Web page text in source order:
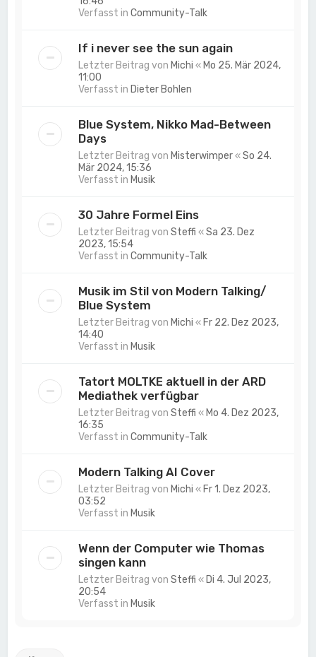
Verfasst inCommunity-Talk
If i never see the sun again
Letzter Beitrag von Michi « Mo 25. Mär 2024,
11:00
Verfasst in Dieter Bohlen
Blue System, Nikko Mad-Between
Days
Letzter Beitrag von Misterwimper«So 24.
Mär 2024, 15:36
Verfasst in Musik
30 Jahre Formel Eins
Letzter Beitrag vonSteffi «Sa 23. Dez
2023, 15:54
Verfasst inCommunity-Talk
Musik im Stil von Modern Talking/
Blue System
Letzter Beitrag von Michi « Fr 22. Dez 2023,
14:40
Verfasst in Musik
Tatort MOLTKE aktuell in der ARD
Mediathek verfügbar
Letzter Beitrag vonSteffi « Mo 4. Dez 2023,
16:35
Verfasst inCommunity-Talk
Modern Talking AI Cover
Letzter Beitrag von Michi « Fr 1. Dez 2023,
03:52
Verfasst in Musik
Wenn der Computer wie Thomas
singen kann
Letzter Beitrag vonSteffi « Di 4. Jul 2023,
20:54
Verfasst in Musik